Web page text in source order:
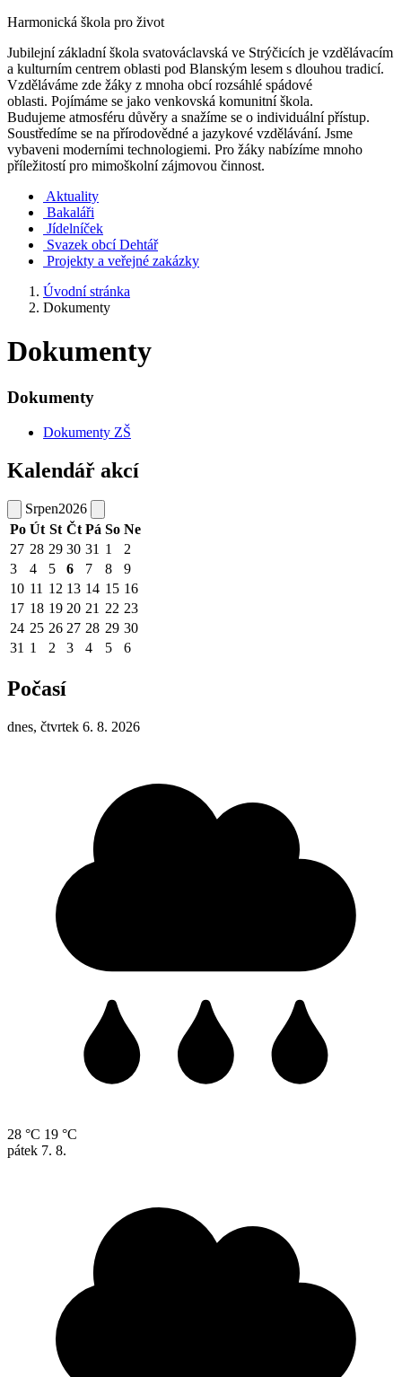
Harmonická škola pro život
Jubilejní základní škola svatováclavská ve Strýčicích je vzdělávacím
a kulturním centrem oblasti pod Blanským lesem s dlouhou tradicí.
Vzděláváme zde žáky z mnoha obcí rozsáhlé spádové
oblasti. Pojímáme se jako venkovská komunitní škola.
Budujeme atmosféru důvěry a snažíme se o individuální přístup.
Soustředíme se na přírodovědné a jazykové vzdělávání. Jsme
vybaveni moderními technologiemi. Pro žáky nabízíme mnoho
příležitostí pro mimoškolní zájmovou činnost.
Aktuality
Bakaláři
Jídelníček
Svazek obcí Dehtář
Projekty a veřejné zakázky
Úvodní stránka
Dokumenty
Dokumenty
Dokumenty
Dokumenty ZŠ
Kalendář akcí
Srpen2026
Po Út St Čt Pá So Ne
27 28 29 30 31 1
2
3
4 5 6 7 8
9
10 11 12 13 14 15 16
17 18 19 20 21 22 23
24 25 26 27 28 29 30
31 1 2 3 4 5 6
Počasí
dnes, čtvrtek 6. 8. 2026
28 °C 19 °C
pátek 7. 8.